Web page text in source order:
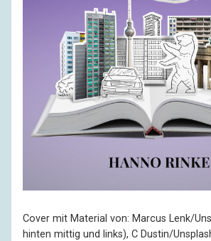
Cover mit Material von: Marcus Lenk/
hinten mittig und links), C Dustin/